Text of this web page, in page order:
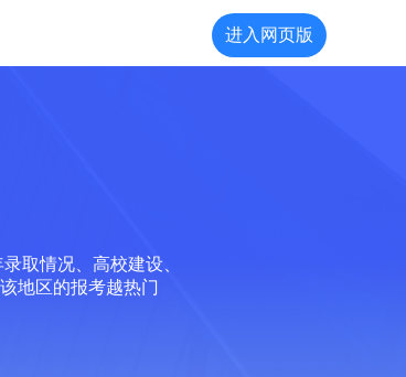
进入网页版
取情况、高校建设、
地区的报考越热门